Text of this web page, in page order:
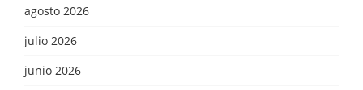
agosto 2026
julio 2026
junio 2026